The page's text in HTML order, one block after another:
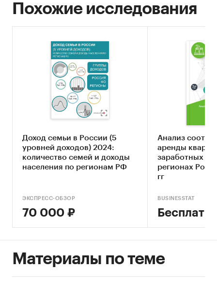
Похожие исследования
Доход семьи в России (5
уровней доходов) 2024:
количество семей и доходы
населения по регионам РФ
ЭКСПРЕСС-ОБЗОР
70 000 ₽
Анализ
аренды
заработных
регионах
гг
BUSINESSTAT
Материалы по теме